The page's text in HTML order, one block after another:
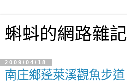
蝌蚪的網路雜記
2009/04/18
南庄鄉蓬萊溪觀魚步道